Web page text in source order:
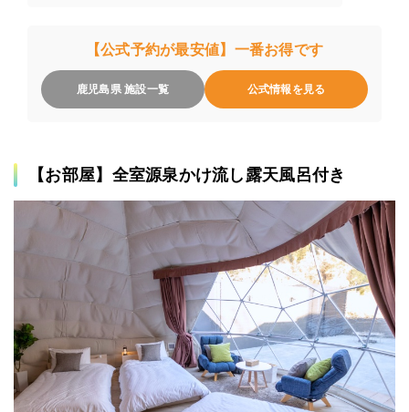
【公式予約が最安値】一番お得です
鹿児島県 施設一覧 公式情報を見る
【お部屋】全室源泉かけ流し露天風呂付き